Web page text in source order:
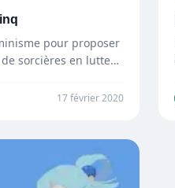
pour proposer
sorcières en lutte…
17 février 2020